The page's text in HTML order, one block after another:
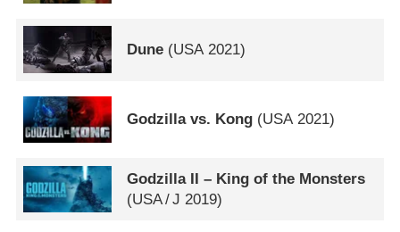
Dune (USA2021)
Godzilla vs. Kong (USA2021)
Godzilla II – King of the Monsters
(USA/J 2019)